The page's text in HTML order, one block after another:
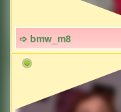
➩ bmw_m8